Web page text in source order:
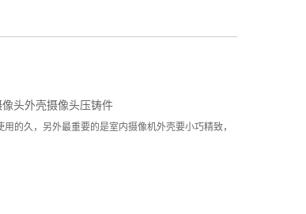
像头外壳摄像头压铸件
的久，另外最重要的是室内摄像机外壳要小巧精致，